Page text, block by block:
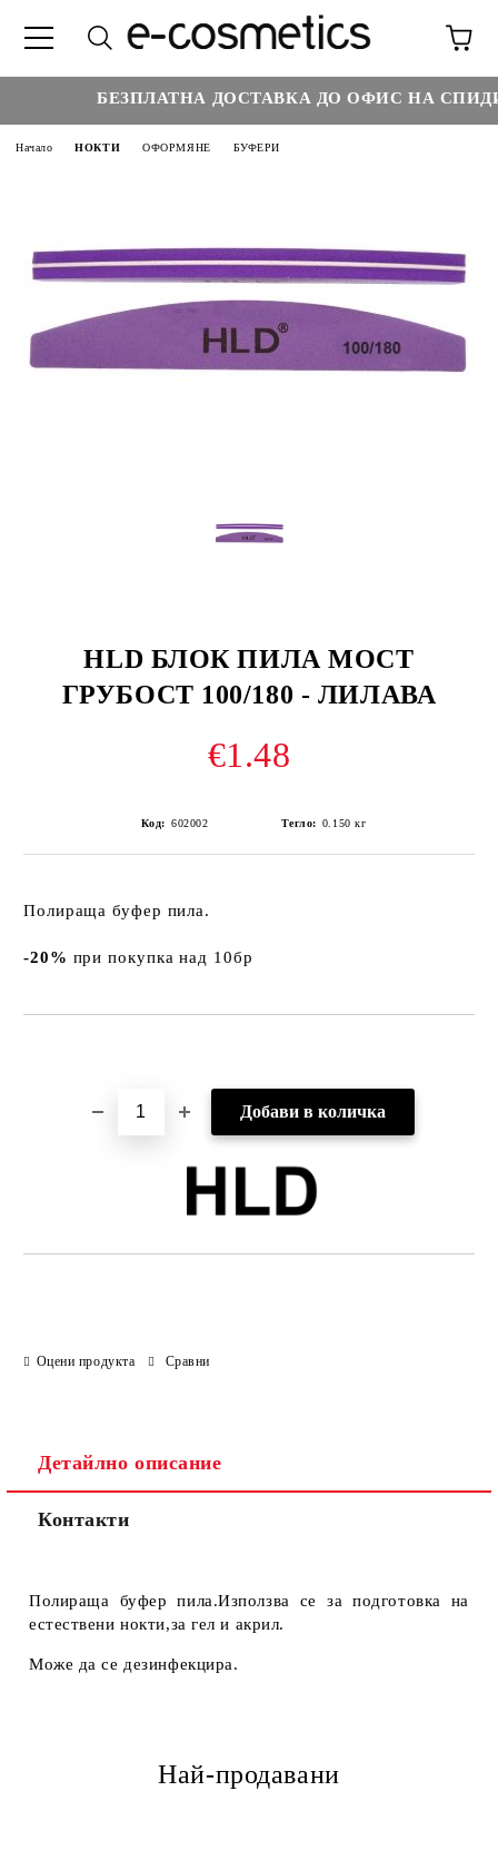
БЕЗПЛАТНА ДОСТАВКА ДО ОФИС НА СПИДИ
Начало НОКТИ ОФОРМЯНЕ БУФЕРИ
HLD БЛОК ПИЛА МОСТ
ГРУБОСТ 100/180 - ЛИЛАВА
€1.48
Код: 602002 Тегло: 0.150 кг
Полираща буфер пила.
-20% при покупка над 10бр
Оцени продукта Сравни
Детайлно описание
Контакти
Полираща буфер пила.Използва се за подготовка на
естествени нокти,за гел и акрил.
Може да се дезинфекцира.
Най-продавани